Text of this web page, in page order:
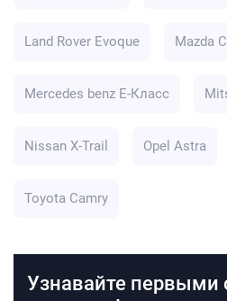
Land Rover Evoque Mazda
Mercedes benz E-Класс
Nissan X-Trail Opel Astra
Toyota Camry
Узнавайте первыми